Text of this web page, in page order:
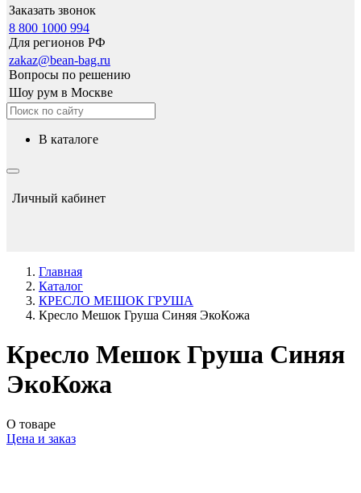
Заказать звонок
8 800 1000 994
Для регионов РФ
zakaz@bean-bag.ru
Вопросы по решению
Шоу рум в Москве
в каталоге
Личный кабинет
Главная
Каталог
КРЕСЛО МЕШОК ГРУША
Кресло Мешок Груша Синяя ЭкоКожа
Кресло Мешок Груша Синяя
ЭкоКожа
О товаре
Цена и заказ